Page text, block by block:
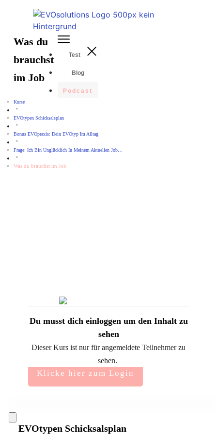
Test
Blog
Podcast
Was du
brauchst
im Job
Kurse
EVOtypen Schicksalsplan
Bonus EVOpraxis: Dein EVOtyp Im Alltag
Frage: Ich Bin Unglücklich In Meinem Aktuellen Job…
Was du brauchst im Job
Du musst dich einloggen um den Inhalt zu
sehen
Dieser Kurs ist nur für angemeldete Teilnehmer zu
sehen.
Klicke hier zum Login
EVOtypen Schicksalsplan